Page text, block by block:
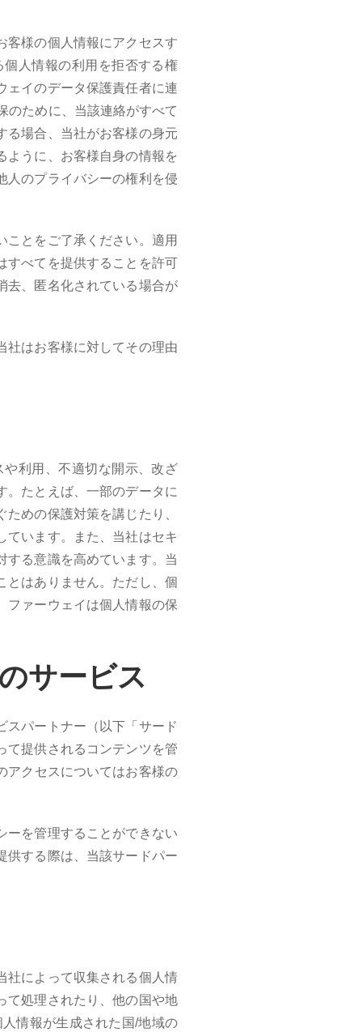
客様の個人情報にアクセスす
人情報の利用を拒否する権
ェイのデータ保護責任者に連
のために、当該連絡がすべて
る場合、当社がお客様の身元
ように、お客様自身の情報を
人のプライバシーの権利を侵
ことをご了承ください。適用
すべてを提供することを許可
去、匿名化されている場合が
社はお客様に対してその理由
利用、不適切な開示、改ざ
。たとえば、一部のデータに
めの保護対策を講じたり、
ています。また、当社はセキ
する意識を高めています。当
とはありません。ただし、個
ファーウェイは個人情報の保
サービス
スパートナー（以下「サード
て提供されるコンテンツを管
アクセスについてはお客様の
ーを管理することができない
供する際は、当該サードパー
社によって収集される個人情
て処理されたり、他の国や地
情報が生成された国/地域の